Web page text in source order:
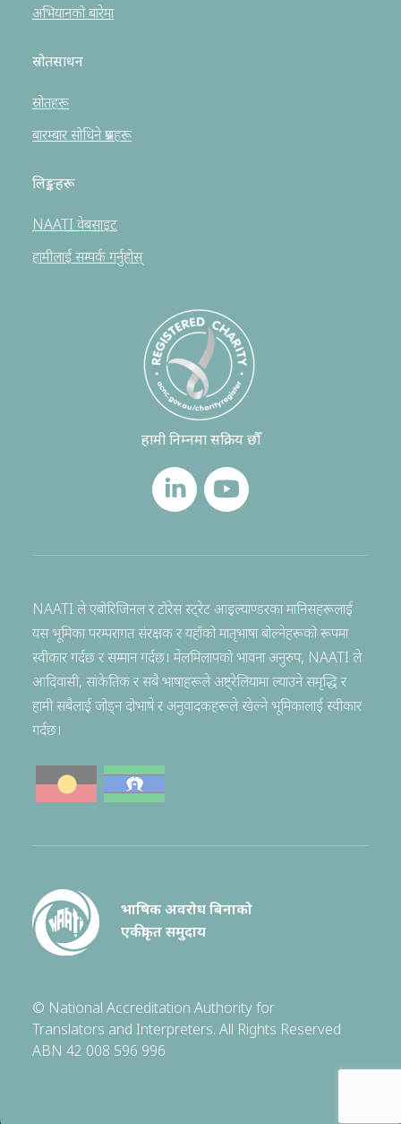
अभियानको बारेमा
स्रोतसाधन
स्रोतहरू
बारम्बार सोधिने प्रश्नहरू
लिङ्कहरू
NAATI वेबसाइट
हामीलाई सम्पर्क गर्नुहोस्
हामी निम्नमा सक्रिय छौँ
NAATI ले एबोरिजिनल र टोरेस स्ट्रेट आइल्याण्डरका मानिसहरूलाई
यस भूमिका परम्परागत संरक्षक र यहाँको मातृभाषा बोल्नेहरूको रूपमा
स्वीकार गर्दछ र सम्मान गर्दछ। मेलमिलापको भावना अनुरुप, NAATI ले
आदिवासी, सांकेतिक र सबै भाषाहरूले अष्ट्रेलियामा ल्याउने समृद्धि र
हामी सबैलाई जोड्न दोभाषे र अनुवादकहरूले खेल्ने भूमिकालाई स्वीकार
गर्दछ।
भाषिक अवरोध बिनाको
एकीकृत समुदाय
© National Accreditation Authority for
Translators and Interpreters. All Rights Reserved
ABN 42 008 596 996